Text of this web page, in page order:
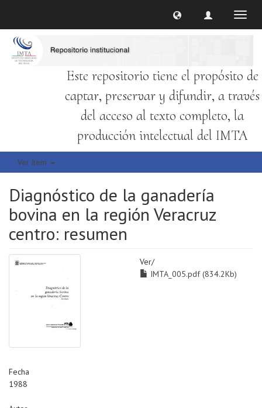
Este repositorio tiene el propósito de
captar, preservar y difundir, a través
del acceso al texto completo, la
producción intelectual del IMTA
Ver ítem
Diagnóstico de la ganadería
bovina en la región Veracruz
centro: resumen
Ver/
IMTA_005.pdf (834.2Kb)
Fecha
1988